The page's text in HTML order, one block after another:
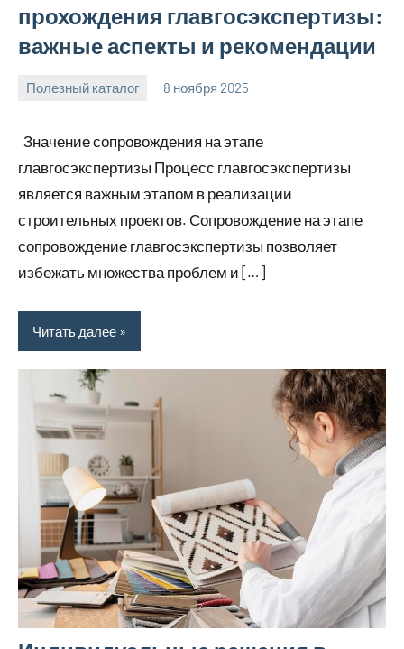
прохождения главгосэкспертизы:
важные аспекты и рекомендации
Полезный каталог 8 ноября 2025
Значение сопровождения на этапе
главгосэкспертизы Процесс главгосэкспертизы
является важным этапом в реализации
строительных проектов. Сопровождение на этапе
сопровождение главгосэкспертизы позволяет
избежать множества проблем и […]
Читать далее